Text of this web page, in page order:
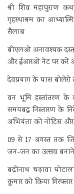
श्री शिव महापुराण
गृहस्थाश्रम का
सैलाब
बीएलओ अनावश्यक
और ईआरओ नेट पर करें
देवप्रयाग के पास
वन भूमि हस्तांतरण के
समयबद्ध निस्तारण के
अभियंता को नोटिस
09 से 17 अगस्त तक
जन-जन का उत्सव बनाने
बद्रीनाथ चढ़ावा
कुमार को किया गिरफ्तार